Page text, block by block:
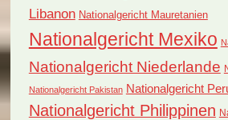
Libanon Nationalgericht Mauretanien
Nationalgericht Mexiko
Nationalgericht Niederlande
Nationalgericht Pakistan Nationalgericht
Nationalgericht Philippinen